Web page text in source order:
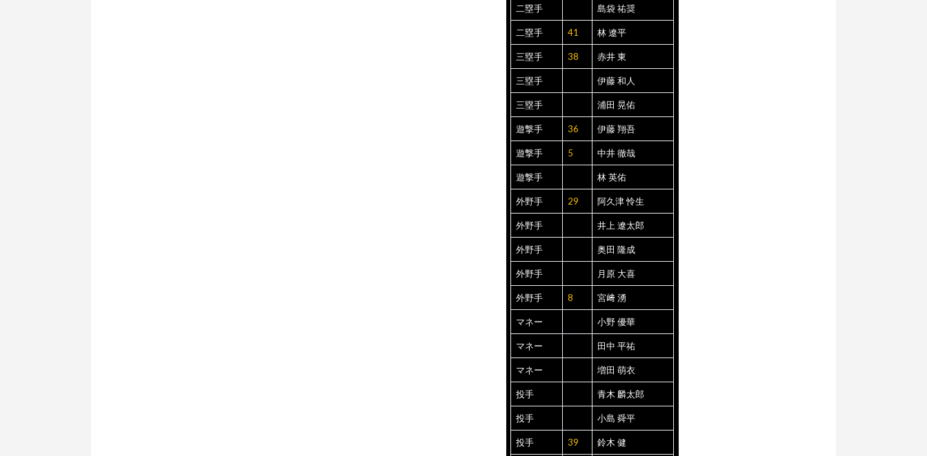
二塁手 島袋 祐奨
二塁手 41 林 遼平
三塁手 38 赤井 東
三塁手 伊藤 和人
三塁手 浦田 晃佑
遊撃手 36 伊藤 翔吾
遊撃手 5 中井 徹哉
遊撃手 林 英佑
外野手 29 阿久津 怜生
外野手 井上 遼太郎
外野手 奥田 隆成
外野手 月原 大喜
外野手 8 宮﨑 湧
マネー 小野 優華
マネー 田中 平祐
マネー 増田 萌衣
投手 青木 麟太郎
投手 小島 舜平
投手 39 鈴木 健